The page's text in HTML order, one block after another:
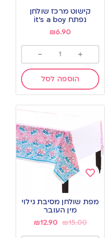
to
wishlist
קישוט מרכז שולחן
נפתח it’s a boy
₪6.90
+
-
הוספה לסל
to
wishlist
מפת שולחן מסיבת גילוי
מין העובר
₪15.00
₪12.90